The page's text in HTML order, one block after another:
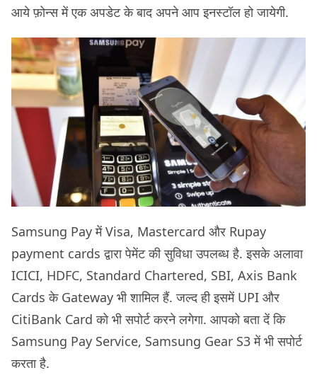
आये फ़ोन्स में एक अपडेट के बाद अपने आप इनस्टॉल हो जायेगी.
Samsung Pay में Visa, Mastercard और Rupay
payment cards द्वारा पेमेंट की सुविधा उपलब्ध है. इसके अलावा
ICICI, HDFC, Standard Chartered, SBI, Axis Bank
Cards के Gateway भी शामिल हैं. जल्द ही इसमें UPI और
CitiBank Card को भी सपोर्ट करने लगेगा. आपको बता दें कि
Samsung Pay Service, Samsung Gear S3 में भी सपोर्ट
करता है.